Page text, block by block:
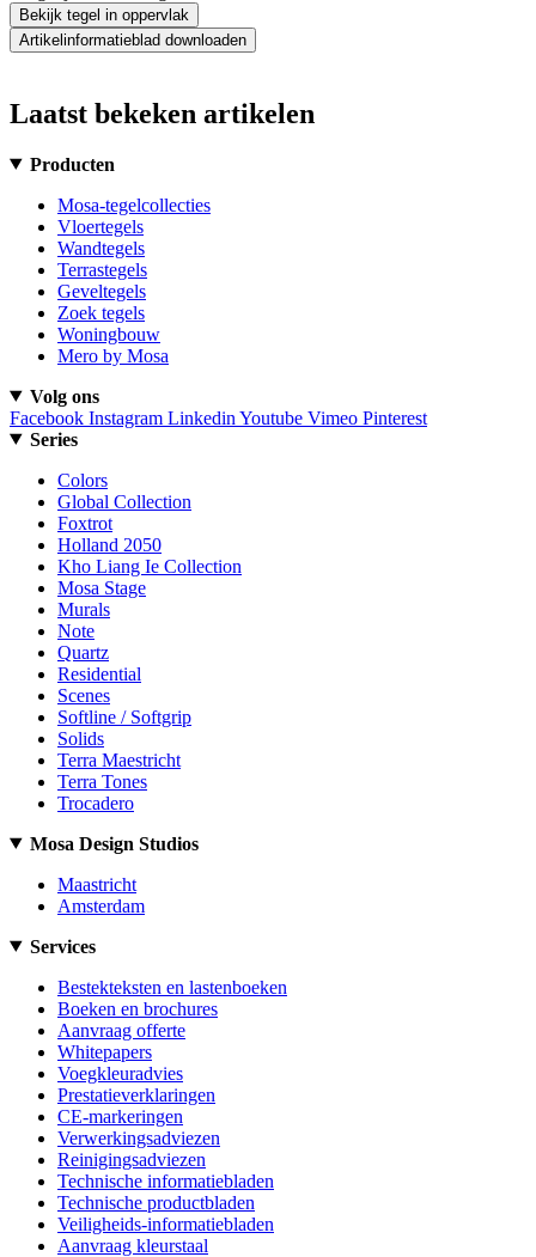
Bekijk tegel in oppervlak
Artikelinformatieblad downloaden
Laatst bekeken artikelen
Producten
Mosa-tegelcollecties
Vloertegels
Wandtegels
Terrastegels
Geveltegels
Zoek tegels
Woningbouw
Mero by Mosa
Volg ons
Facebook Instagram Linkedin Youtube Vimeo Pinterest
Series
Colors
Global Collection
Foxtrot
Holland 2050
Kho Liang Ie Collection
Mosa Stage
Murals
Note
Quartz
Residential
Scenes
Softline / Softgrip
Solids
Terra Maestricht
Terra Tones
Trocadero
Mosa Design Studios
Maastricht
Amsterdam
Services
Bestekteksten en lastenboeken
Boeken en brochures
Aanvraag offerte
Whitepapers
Voegkleuradvies
Prestatieverklaringen
CE-markeringen
Verwerkingsadviezen
Reinigingsadviezen
Technische informatiebladen
Technische productbladen
Veiligheids-informatiebladen
Aanvraag kleurstaal